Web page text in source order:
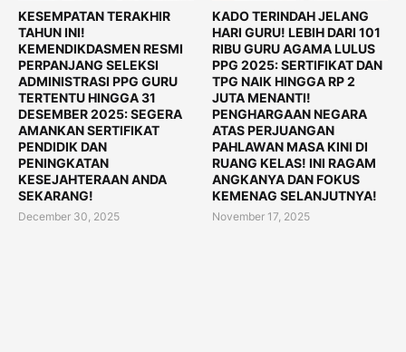
KESEMPATAN TERAKHIR
TAHUN INI!
KEMENDIKDASMEN RESMI
PERPANJANG SELEKSI
ADMINISTRASI PPG GURU
TERTENTU HINGGA 31
DESEMBER 2025: SEGERA
AMANKAN SERTIFIKAT
PENDIDIK DAN
PENINGKATAN
KESEJAHTERAAN ANDA
SEKARANG!
December 30, 2025
KADO TERINDAH JELANG
HARI GURU! LEBIH DARI 101
RIBU GURU AGAMA LULUS
PPG 2025: SERTIFIKAT DAN
TPG NAIK HINGGA RP 2
JUTA MENANTI!
PENGHARGAAN NEGARA
ATAS PERJUANGAN
PAHLAWAN MASA KINI DI
RUANG KELAS! INI RAGAM
ANGKANYA DAN FOKUS
KEMENAG SELANJUTNYA!
November 17, 2025